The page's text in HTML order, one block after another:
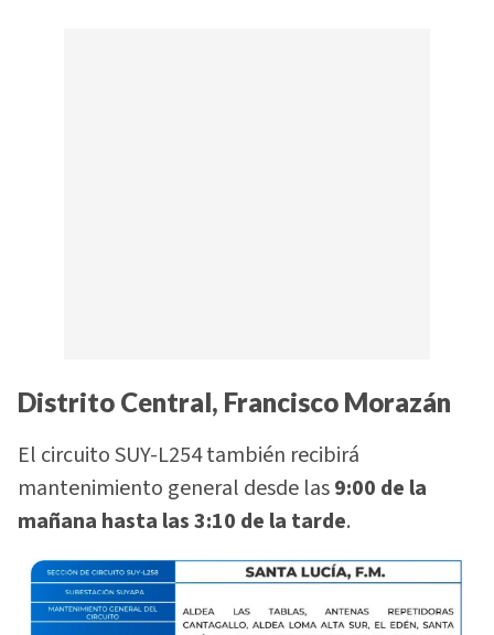
Distrito Central, Francisco Morazán
El circuito SUY-L254 también recibirá
mantenimiento general desde las9:00 de la
mañana hasta las 3:10 de la tarde.